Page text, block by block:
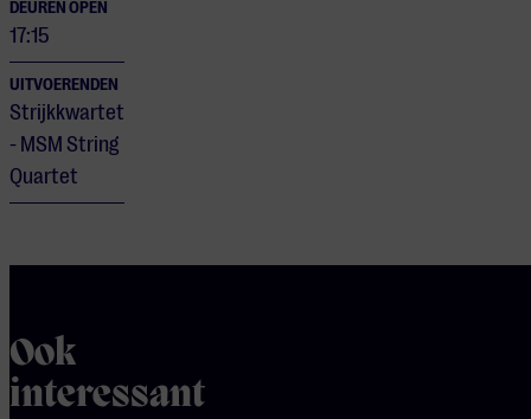
DEUREN OPEN
17:15
UITVOERENDEN
Strijkkwartet
- MSM String
Quartet
Ook
interessant